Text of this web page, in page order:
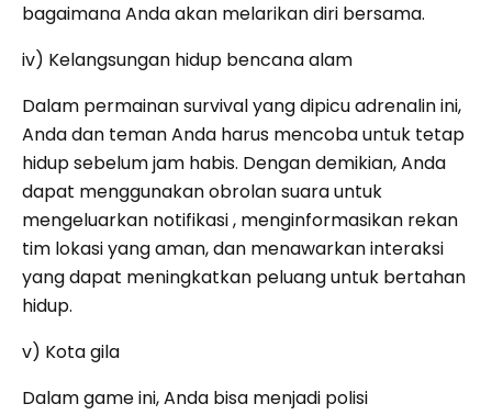
bagaimana Anda akan melarikan diri bersama.
iv) Kelangsungan hidup bencana alam
Dalam permainan survival yang dipicu adrenalin ini,
Anda dan teman Anda harus mencoba untuk tetap
hidup sebelum jam habis. Dengan demikian, Anda
dapat menggunakan obrolan suara untuk
mengeluarkan notifikasi , menginformasikan rekan
tim lokasi yang aman, dan menawarkan interaksi
yang dapat meningkatkan peluang untuk bertahan
hidup.
v) Kota gila
Dalam game ini, Anda bisa menjadi polisi